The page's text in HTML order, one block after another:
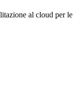
al cloud per le